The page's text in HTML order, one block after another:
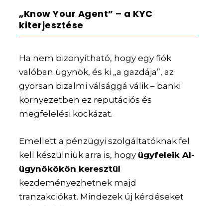
„Know Your Agent” – a KYC
kiterjesztése
Ha nem bizonyítható, hogy egy fiók
valóban ügynök, és ki „a gazdája”, az
gyorsan bizalmi válsággá válik – banki
környezetben ez reputációs és
megfelelési kockázat.
Emellett a pénzügyi szolgáltatóknak fel
kell készülniük arra is, hogy ügyfeleik AI-
ügynökökön keresztül
kezdeményezhetnek majd
tranzakciókat. Mindezek új kérdéseket